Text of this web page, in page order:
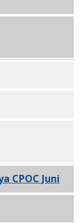
CPOC Juni